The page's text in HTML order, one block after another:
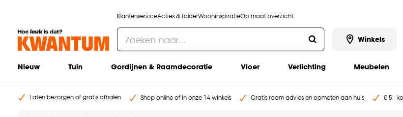
KlantenserviceActies & folderWooninspiratieOp maat overzicht
Winkels
Nieuw Tuin Gordijnen & Raamdecoratie Vloer Verlichting Meubelen
Laten bezorgen of gratis afhalen Shop online of in onze 14 winkels Gratis raam advies en opmeten aan huis € 5,-